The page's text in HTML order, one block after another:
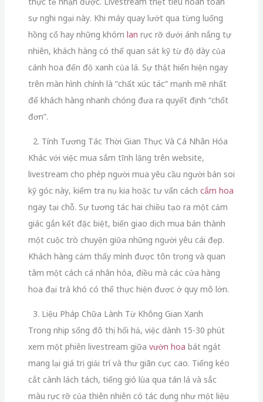
sự nghi ngại này. Khi máy quay lướt qua từng luống
hồng cổ hay những khóm lan rực rỡ dưới ánh nắng tự
nhiên, khách hàng có thể quan sát kỹ từ độ dày của
cánh hoa đến độ xanh của lá. Sự thật hiển hiện ngay
trên màn hình chính là “chất xúc tác” mạnh mẽ nhất
để khách hàng nhanh chóng đưa ra quyết định “chốt
đơn”.
2. Tính Tương Tác Thời Gian Thực Và Cá Nhân Hóa
Khác với việc mua sắm tĩnh lặng trên website,
livestream cho phép người mua yêu cầu người bán soi
kỹ góc này, kiểm tra nụ kia hoặc tư vấn cách cắm hoa
ngay tại chỗ. Sự tương tác hai chiều tạo ra một cảm
giác gắn kết đặc biệt, biến giao dịch mua bán thành
một cuộc trò chuyện giữa những người yêu cái đẹp.
Khách hàng cảm thấy mình được tôn trọng và quan
tâm một cách cá nhân hóa, điều mà các cửa hàng
hoa đại trà khó có thể thực hiện được ở quy mô lớn.
3. Liệu Pháp Chữa Lành Từ Không Gian Xanh
Trong nhịp sống đô thị hối hả, việc dành 15-30 phút
xem một phiên livestream giữa vườn hoa bát ngát
mang lại giá trị giải trí và thư giãn cực cao. Tiếng kéo
cắt cành lách tách, tiếng gió lùa qua tán lá và sắc
màu rực rỡ của thiên nhiên có tác dụng như một liệu